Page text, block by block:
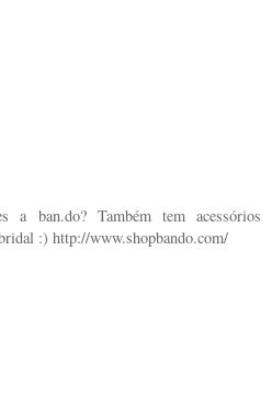
a ban.do? Também tem acessórios
:) http://www.shopbando.com/